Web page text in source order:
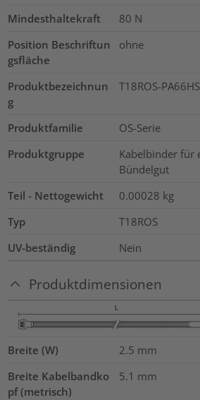
Mindesthaltekraft
80 N
Position Beschriftun
gsfläche
ohne
Produktbezeichnun
g
T18ROS-
Produktfamilie
OS-Serie
Produktgruppe
Kabelbinder für
Bündelgut
Teil - Nettogewicht
0.00028 kg
Typ
T18ROS
UV-beständig
Nein
Produktdimensionen
Breite (W) 2.5 mm
Breite Kabelbandko
pf (metrisch)
5.1 mm